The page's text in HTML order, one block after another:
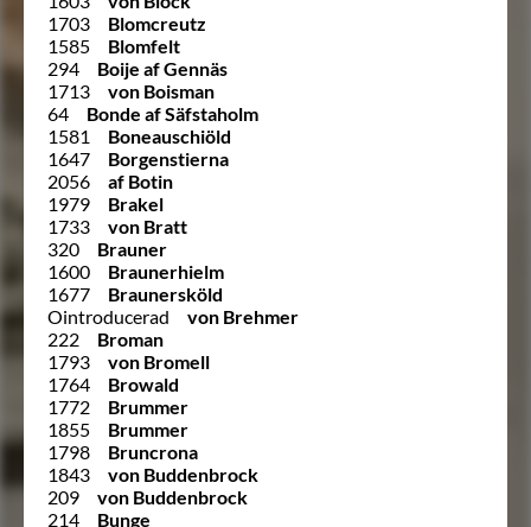
1703
Blomcreutz
1585
Blomfelt
294
Boije af Gennäs
1713
von Boisman
64
Bonde af Säfstaholm
1581
Boneauschiöld
1647
Borgenstierna
2056
af Botin
1979
Brakel
1733
von Bratt
320
Brauner
1600
Braunerhielm
1677
Braunersköld
Ointroducerad
von Brehmer
222
Broman
1793
von Bromell
1764
Browald
1772
Brummer
1855
Brummer
1798
Bruncrona
1843
von Buddenbrock
209
von Buddenbrock
214
Bunge